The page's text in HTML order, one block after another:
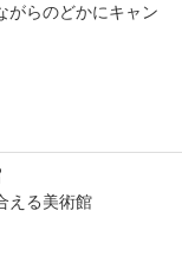
がらのどかにキャン
える美術館